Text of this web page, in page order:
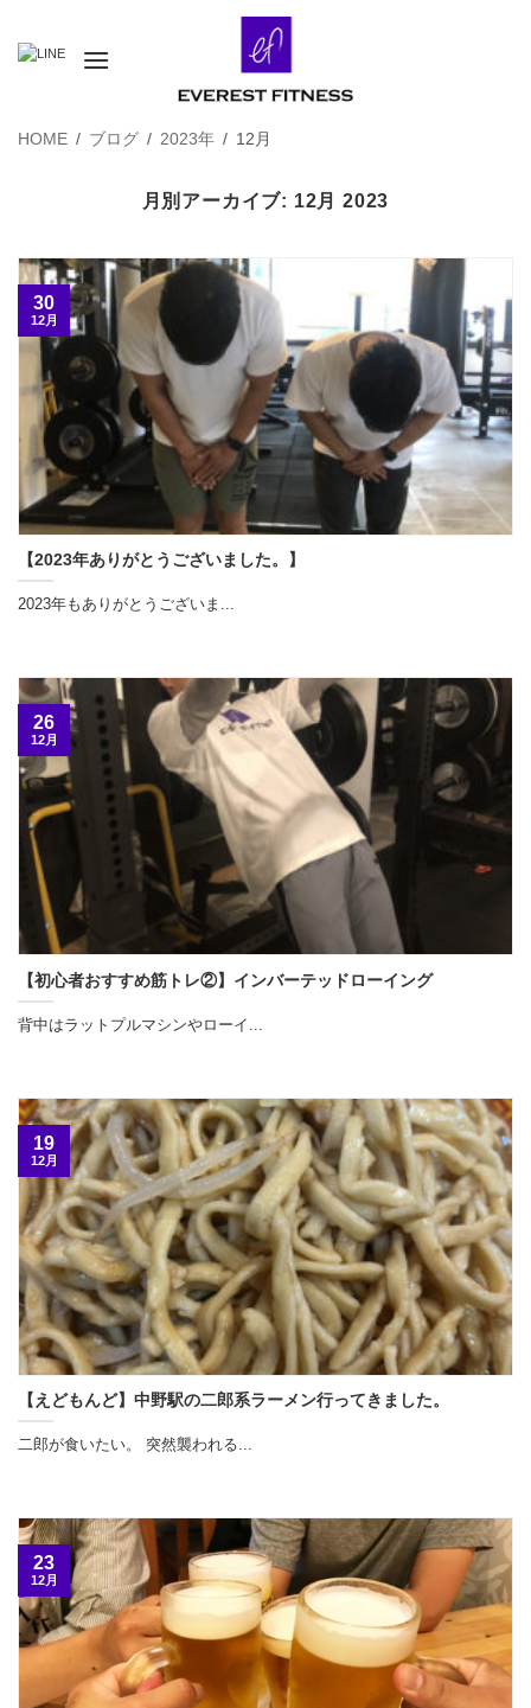
HOME / ブログ / 2023年 / 12月
月別アーカイブ: 12月 2023
【2023年ありがとうございました。】
2023年もありがとうございま...
30
12月
【初心者おすすめ筋トレ②】インバーテッドローイング
背中はラットプルマシンやローイ...
26
12月
【えどもんど】中野駅の二郎系ラーメン行ってきました。
二郎が食いたい。 突然襲われる...
19
12月
23
12月